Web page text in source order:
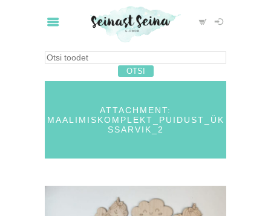
ATTACHMENT:
MAALIMISKOMPLEKT_PUIDUST_ÜK
SSARVIK_2